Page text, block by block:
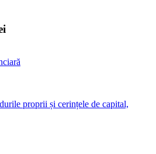
proprii și cerințele de capital,